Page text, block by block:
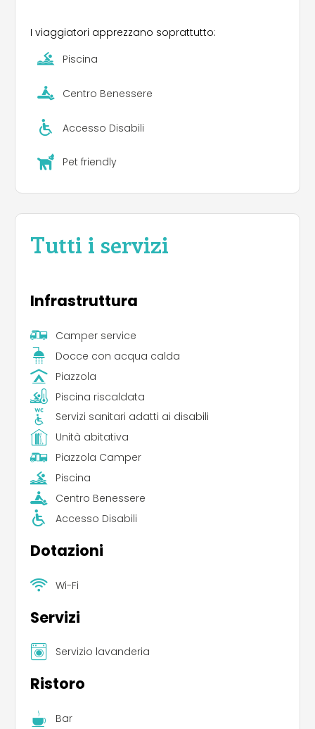
I viaggiatori apprezzano soprattutto:
Piscina
Centro Benessere
Accesso Disabili
Pet friendly
Tutti i servizi
Infrastruttura
Camper service
Docce con acqua calda
Piazzola
Piscina riscaldata
Servizi sanitari adatti ai disabili
Unità abitativa
Piazzola Camper
Piscina
Centro Benessere
Accesso Disabili
Dotazioni
Wi-Fi
Servizi
Servizio lavanderia
Ristoro
Bar